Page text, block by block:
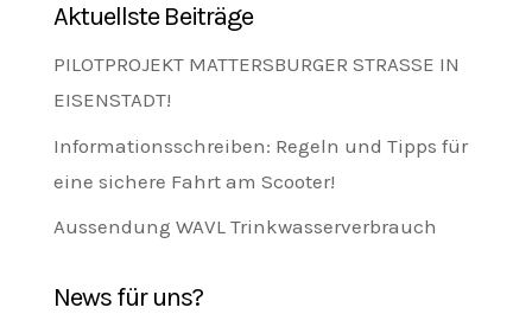
Aktuellste Beiträge
PILOTPROJEKT MATTERSBURGER STRASSE IN
EISENSTADT!
Informationsschreiben: Regeln und Tipps für
eine sichere Fahrt am Scooter!
Aussendung WAVL Trinkwasserverbrauch
News für uns?